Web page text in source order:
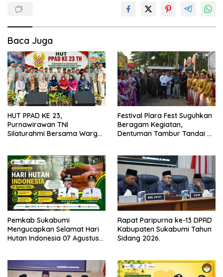
Baca Juga
HUT PPAD KE 23,
Purnawirawan TNI
Silaturahmi Bersama Warga
Festival Plara Fest Suguhkan
Beragam Kegiatan,
Dentuman Tambur Tandai di
Pemkab Sukabumi
Mengucapkan Selamat Hari
Hutan Indonesia 07 Agustus
Rapat Paripurna ke-13 DPRD
Kabupaten Sukabumi Tahun
Sidang 2026.